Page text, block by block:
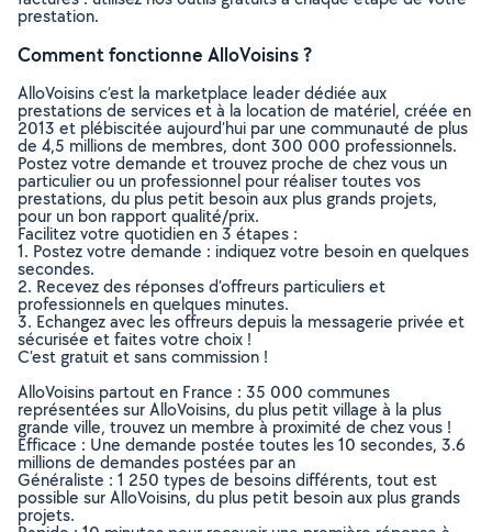
prestation.
Comment fonctionne AlloVoisins ?
AlloVoisins c’est la marketplace leader dédiée aux
prestations de services et à la location de matériel, créée en
2013 et plébiscitée aujourd’hui par une communauté de plus
de 4,5 millions de membres, dont 300 000 professionnels.
Postez votre demande et trouvez proche de chez vous un
particulier ou un professionnel pour réaliser toutes vos
prestations, du plus petit besoin aux plus grands projets,
pour un bon rapport qualité/prix.
Facilitez votre quotidien en 3 étapes :
1. Postez votre demande : indiquez votre besoin en quelques
secondes.
2. Recevez des réponses d’offreurs particuliers et
professionnels en quelques minutes.
3. Echangez avec les offreurs depuis la messagerie privée et
sécurisée et faites votre choix !
C’est gratuit et sans commission !
AlloVoisins partout en France : 35 000 communes
représentées sur AlloVoisins, du plus petit village à la plus
grande ville, trouvez un membre à proximité de chez vous !
Efficace : Une demande postée toutes les 10 secondes, 3.6
millions de demandes postées par an
Généraliste : 1 250 types de besoins différents, tout est
possible sur AlloVoisins, du plus petit besoin aux plus grands
projets.